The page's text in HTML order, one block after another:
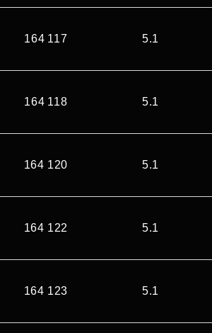
164 117 5.1
164 118 5.1
164 120 5.1
164 122 5.1
164 123 5.1